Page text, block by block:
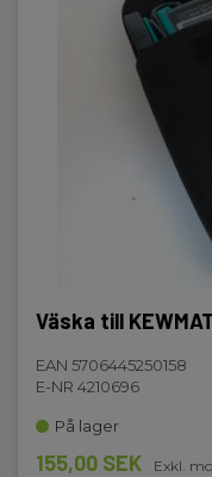
Mätområde:
0.000 kHz - 10.00 kHz
Display och
Digital display
Standarder och
IEC/EN 50581,IEC/EN
61010-031,IEC/EN
Säkerhetskategori
Väska till
EAN 5706445250158
E-NR 4210696
På lager
155,00 SEK Exkl.